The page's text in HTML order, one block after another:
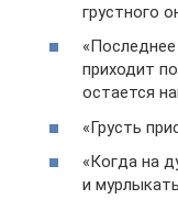
грустного
приходит
остается
«Грусть
«Когда на
и